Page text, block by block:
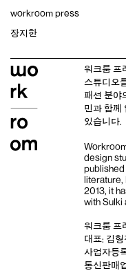
content
workroom press
장지한
워크룸 프
스튜디오
패션 분야
민과 함께
있습니다.
design
published
literature,
2013, it
with Sulki
워크룸 프
대표: 김
사업자등
통신판매